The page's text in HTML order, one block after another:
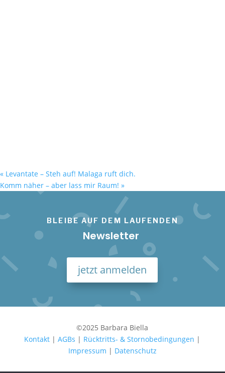
« Levantate – Steh auf! Malaga ruft dich.
Komm näher – aber lass mir Raum! »
BLEIBE AUF DEM LAUFENDEN
Newsletter
jetzt anmelden
©2025 Barbara Biella
Kontakt |AGBs | Rücktritts- & Stornobedingungen |
Impressum | Datenschutz